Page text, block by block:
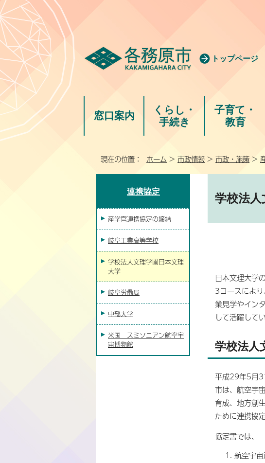
トップページ
窓口案内
くらし・
手続き
子育て・
教育
現在の位置： ホーム > 市政情報 > 市政・施策 >
学校法人
日本文理大学
3コースによ
業見学やイン
して活躍して
学校法人
平成29年5月
市は、航空宇
育成、地方創
ために連携協
協定書では、
航空宇
連携協定
産学官連携協定の締結
岐阜工業高等学校
学校法人文理学園日本文理
大学
岐阜労働局
中部大学
米国 スミソニアン航空宇
宙博物館